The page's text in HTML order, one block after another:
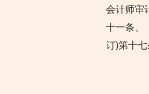
会计师审
十一条、
订)第十七